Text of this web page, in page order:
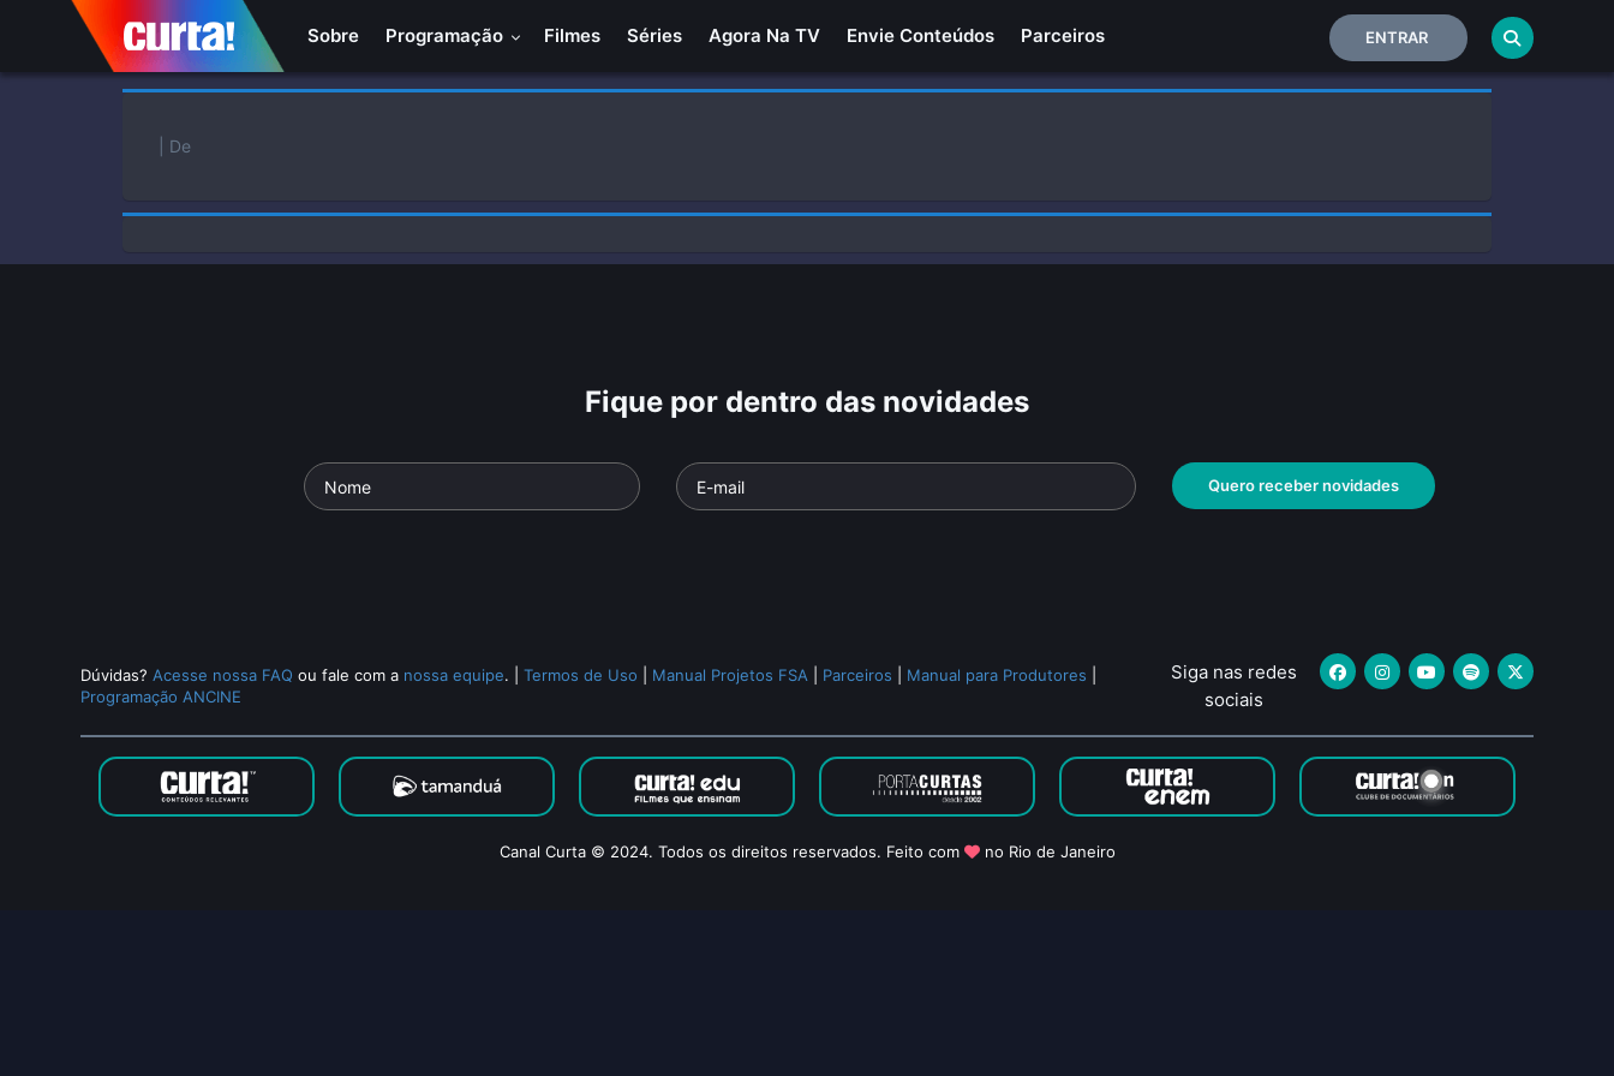
Sobre Programação Filmes Séries Agora Na TV Envie Conteúdos Parceiros ENTRAR
Home
| De
Fique por dentro das novidades
Quero receber novidades
Dúvidas? Acesse nossa FAQ ou fale com a nossa equipe. |Termos de Uso Manual Projetos FSA Parceiros Manual para Produtores
Programação ANCINE
Siga nas redes
sociais
Canal Curta © 2024. Todos os direitos reservados. Feito com no Rio de Janeiro